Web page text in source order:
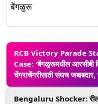
बेंगळुरू
RCB Victory Parade
Case: 'बेंगळुरूमधील आरसीबी
चेंगराचेंगरीसाठी संघच जबाबदार,
जादूगार किंवा देव नाहीत';
Bengaluru Shocker: